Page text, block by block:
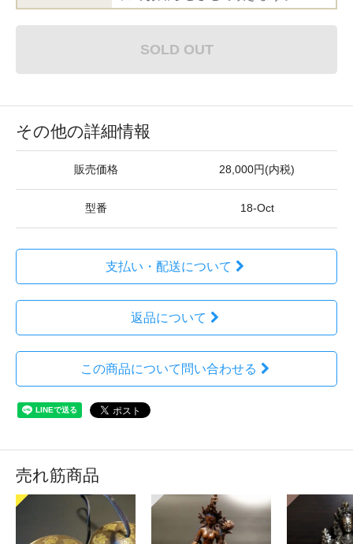
SOLD OUT
その他の詳細情報
販売価格 28,000円(内税)
型番 18-Oct
支払い・配送について
返品について
この商品について問い合わせる
売れ筋商品